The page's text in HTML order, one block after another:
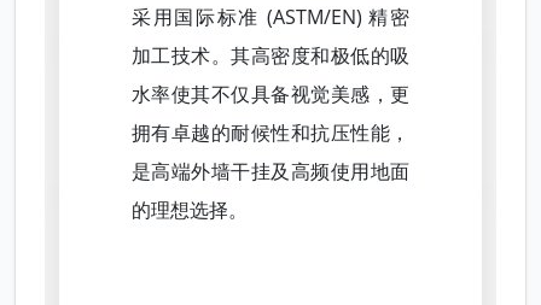
采用国际标准 (ASTM/EN) 精密
加工技术。其高密度和极低的吸
水率使其不仅具备视觉美感，更
拥有卓越的耐候性和抗压性能，
是高端外墙干挂及高频使用地面
的理想选择。